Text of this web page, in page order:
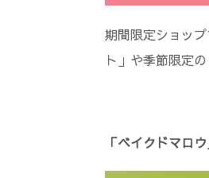
期間限定ショッ
ト」や季節限定
「ベイクドマロ